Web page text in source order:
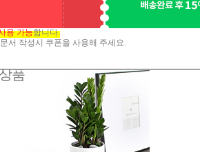
용 가능합니다.
서 작성시 쿠폰을 사용해 주세요.
품